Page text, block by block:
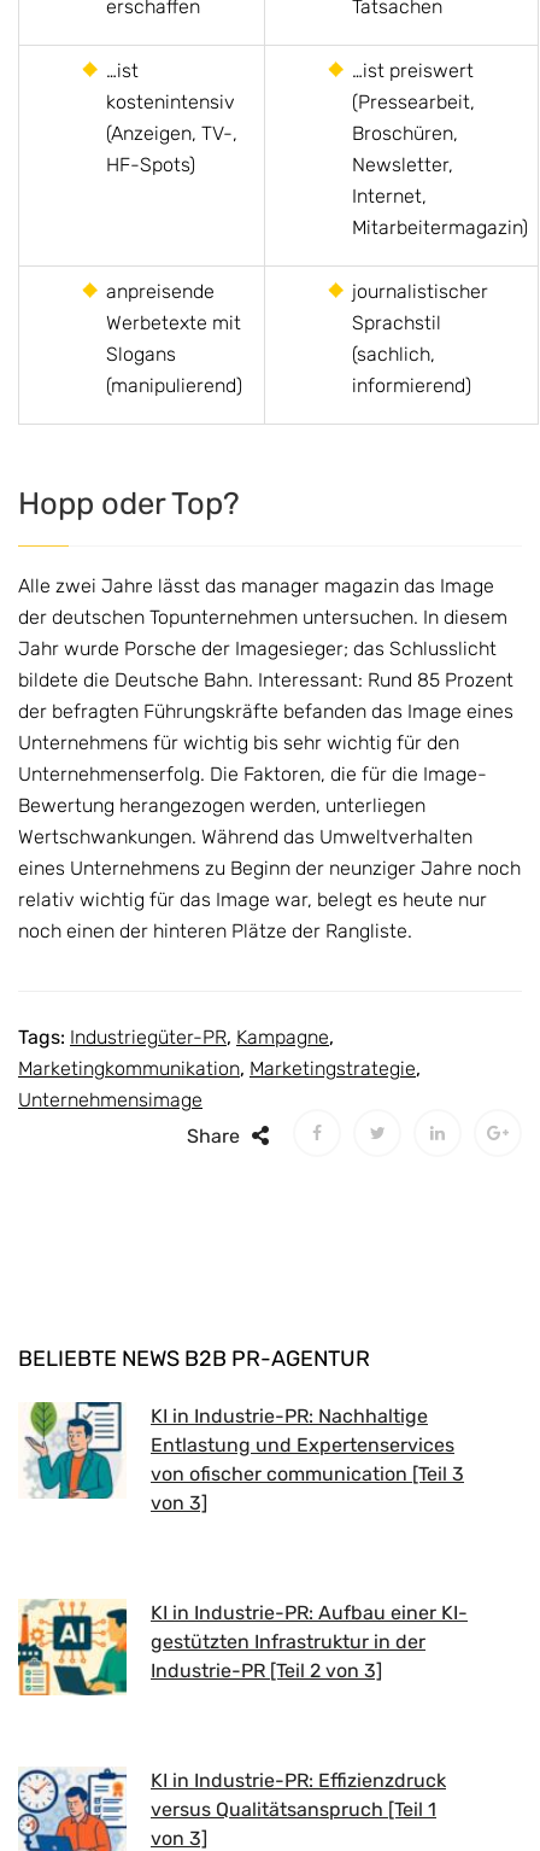
erschaffen Tatsachen
…ist
kostenintensiv
(Anzeigen, TV-,
HF-Spots)
…ist preiswert
(Pressearbeit,
Broschüren,
Newsletter,
Internet,
Mitarbeitermagazin)
anpreisende
Werbetexte mit
Slogans
(manipulierend)
journalistischer
Sprachstil
(sachlich,
informierend)
Hopp oder Top?
Alle zwei Jahre lässt das manager magazin das Image
der deutschen Topunternehmen untersuchen. In diesem
Jahr wurde Porsche der Imagesieger; das Schlusslicht
bildete die Deutsche Bahn. Interessant: Rund 85 Prozent
der befragten Führungskräfte befanden das Image eines
Unternehmens für wichtig bis sehr wichtig für den
Unternehmenserfolg. Die Faktoren, die für die Image-
Bewertung herangezogen werden, unterliegen
Wertschwankungen. Während das Umweltverhalten
eines Unternehmens zu Beginn der neunziger Jahre noch
relativ wichtig für das Image war, belegt es heute nur
noch einen der hinteren Plätze der Rangliste.
Tags: Industriegüter-PR, Kampagne,
Marketingkommunikation, Marketingstrategie,
Unternehmensimage
Share
BELIEBTE NEWS B2B PR-AGENTUR
KI in Industrie-PR: Nachhaltige
Entlastung und Expertenservices
von ofischer communication [Teil 3
von 3]
KI in Industrie-PR: Aufbau einer KI-
gestützten Infrastruktur in der
Industrie-PR [Teil 2 von 3]
KI in Industrie-PR: Effizienzdruck
versus Qualitätsanspruch [Teil 1
von 3]